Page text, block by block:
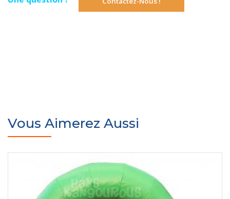
Vous Aimerez Aussi